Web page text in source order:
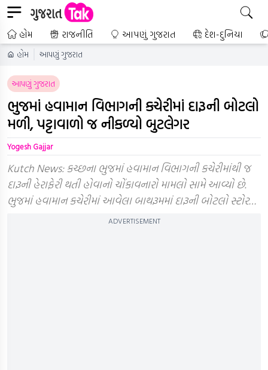
હોમ રાજનીતિ આપણું ગુજરાત દેશ-દુનિયા
હોમ આપણું ગુજરાત
આપણું ગુજરાત
ભુજમાં હવામાન વિભાગની કચેરીમાં દારૂની બોટલો
મળી, પટ્ટાવાળો જ નીકળ્યો બુટલેગર
Yogesh Gajjar
Kutch News: કચ્છના ભુજમાં હવામાન વિભાગની કચેરીમાંથી જ
દારૂની હેરાફેરી થતી હોવાનો ચોંકાવનારો મામલો સામે આવ્યો છે.
ભુજમાં હવામાન કચેરીમાં આવેલા બાથરૂમમાં દારૂની બોટલો સ્ટોર…
ADVERTISEMENT